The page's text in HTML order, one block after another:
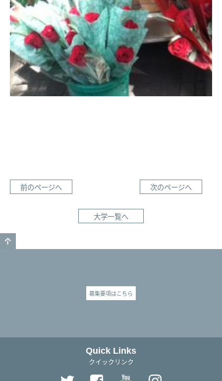
前のページへ 次のページへ
大学一覧へ
募集要項はこちら
Quick Links
クイックリンク